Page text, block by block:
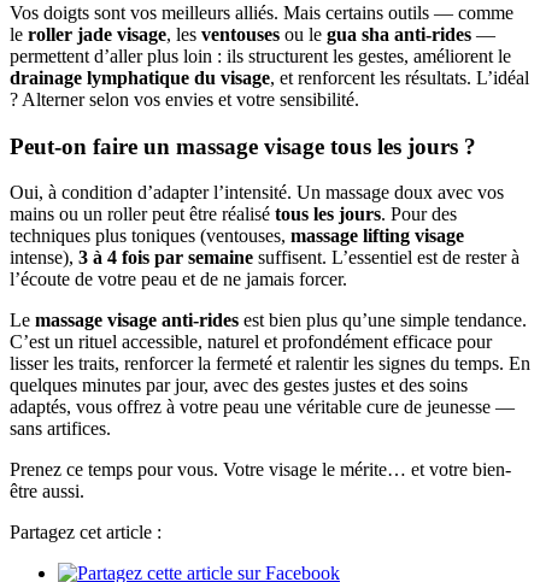
Vos doigts sont vos meilleurs alliés. Mais certains outils — comme
le roller jade visage, les ventouses ou le gua sha anti-rides —
permettent d’aller plus loin : ils structurent les gestes, améliorent le
drainage lymphatique du visage, et renforcent les résultats. L’idéal
? Alterner selon vos envies et votre sensibilité.
Peut-on faire un massage visage tous les jours ?
Oui, à condition d’adapter l’intensité. Un massage doux avec vos
mains ou un roller peut être réalisé tous les jours. Pour des
techniques plus toniques (ventouses, massage lifting visage
intense), 3 à 4 fois par semaine suffisent. L’essentiel est de rester à
l’écoute de votre peau et de ne jamais forcer.
Le massage visage anti-rides est bien plus qu’une simple tendance.
C’est un rituel accessible, naturel et profondément efficace pour
lisser les traits, renforcer la fermeté et ralentir les signes du temps. En
quelques minutes par jour, avec des gestes justes et des soins
adaptés, vous offrez à votre peau une véritable cure de jeunesse —
sans artifices.
Prenez ce temps pour vous. Votre visage le mérite… et votre bien-
être aussi.
Partagez cet article :